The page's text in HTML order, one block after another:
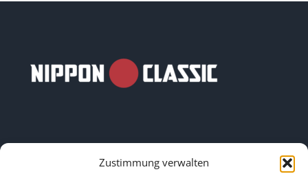
Zustimmung verwalten